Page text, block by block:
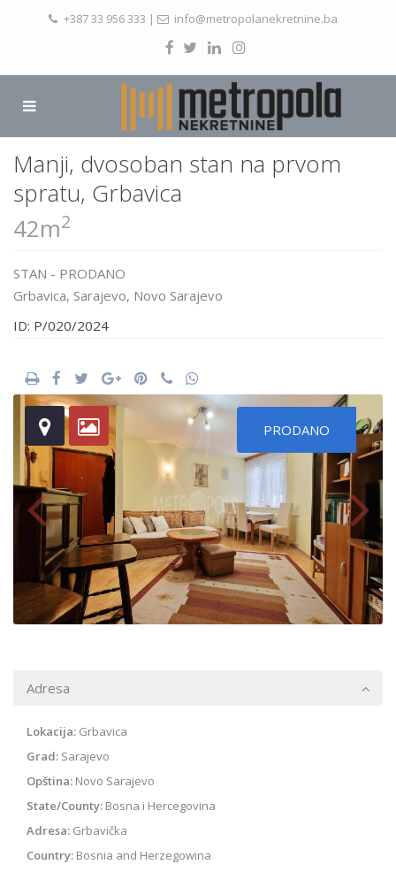
+387 33 956 333 | info@metropolanekretnine.ba
Manji, dvosoban stan na prvom
spratu, Grbavica
42m2
STAN - PRODANO
Grbavica, Sarajevo, Novo Sarajevo
ID: P/020/2024
PRODANO
Adresa
Lokacija: Grbavica
Grad: Sarajevo
Opština: Novo Sarajevo
State/County: Bosna i Hercegovina
Adresa: Grbavička
Country: Bosnia and Herzegowina